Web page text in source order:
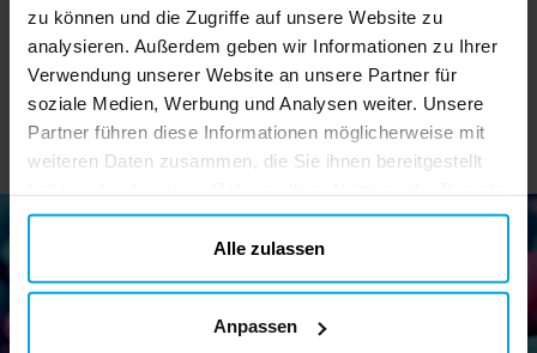
zu können und die Zugriffe auf unsere Website zu
analysieren. Außerdem geben wir Informationen zu Ihrer
Verwendung unserer Website an unsere Partner für
soziale Medien, Werbung und Analysen weiter. Unsere
Partner führen diese Informationen möglicherweise mit
weiteren Daten zusammen, die Sie ihnen bereitgestellt
gesammelt haben. Ihre Einwilligung können Sie jederzeit.
Alle zulassen
Anpassen
IN DEN KORB IN DEN KORB
Newsletter!
Melden Sie sich für unseren Newsletter an und erhalten Sie